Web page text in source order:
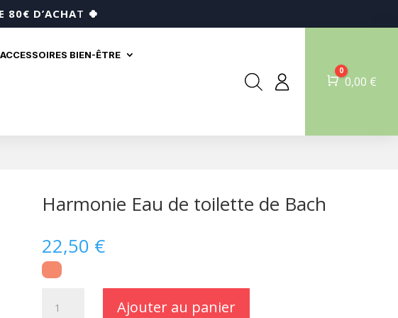
80€ D’ACHAT 🍀
ACCESSOIRES BIEN-ÊTRE
Panier
0
0,00 €
Harmonie Eau de toilette de Bach
22,50 €
Ajouter au panier